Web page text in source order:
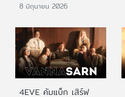
8 มิถุนายน 2026
4EVE คัมแบ็ก เสิร์ฟ